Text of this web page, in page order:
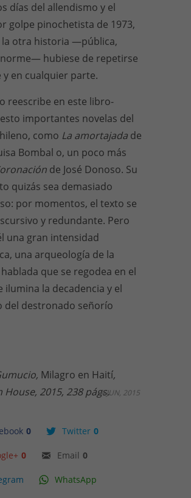
días del allendismo y el
golpe pinochetista de 1973,
la otra historia —pública,
hubiese de repetirse
y en cualquier parte.
reescribe en este libro-
importantes novelas del
como La amortajada de
Bombal o, un poco más
de José Donoso. Su
quizás sea demasiado
por momentos, el texto se
y redundante. Pero
una gran intensidad
una arqueología de la
que se regodea en el
ilumina la decadencia y el
del destronado señorío
Milagro en Haití,
House, 2015, 238 págs.
0 Twitter 0
0 Email 0
WhatsApp
4 JUN, 2015